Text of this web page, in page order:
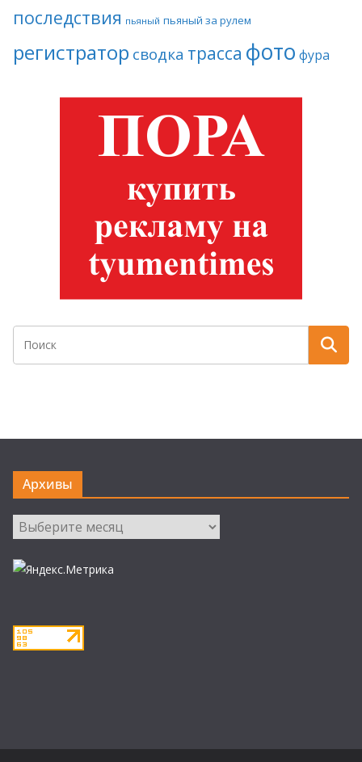
последствия пьяный пьяный за рулем
регистратор сводка трасса фото фура
Архивы
Архивы